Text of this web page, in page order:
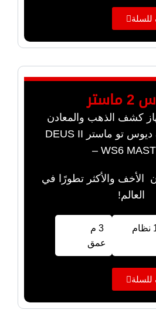
كشف الذهب والمعادن
والكنوز الدفينة ديوس تو ماستر DEUS II
WS6
الأخف والأكثر تطورًا في
العالم!
3 م
عمق